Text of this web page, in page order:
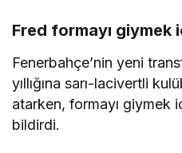
Fred formayı giymek
Fenerbahçe’nin yeni
yıllığına sarı-lacivertli
atarken, formayı giymek
bildirdi.